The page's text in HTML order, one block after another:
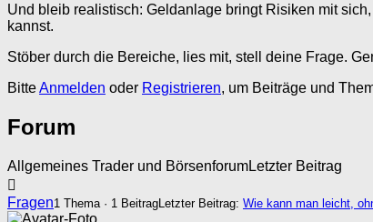
Und bleib realistisch: Geldanlage bringt Risiken mit
kannst.
Stöber durch die Bereiche, lies mit, stell deine Frage.
BitteAnmelden oder Registrieren, um Beiträge und
Forum
Allgemeines Trader und BörsenforumLetzter Beitrag
Fragen1 Thema · 1 BeitragLetzter Beitrag: Wie kann man leicht,